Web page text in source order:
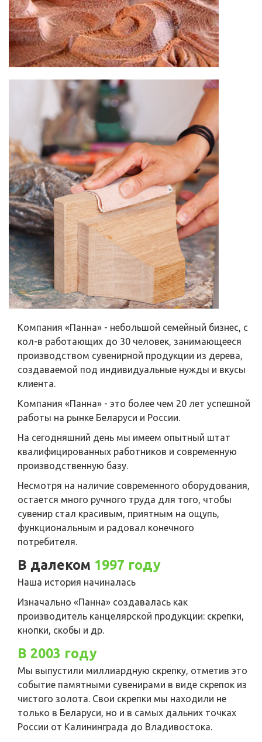
Компания «Панна» - небольшой семейный бизнес, с
кол-в работающих до 30 человек, занимающееся
производством сувенирной продукции из дерева,
создаваемой под индивидуальные нужды и вкусы
клиента.
Компания «Панна» - это более чем 20 лет успешной
работы на рынке Беларуси и России.
На сегодняшний день мы имеем опытный штат
квалифицированных работников и современную
производственную базу.
Несмотря на наличие современного оборудования,
остается много ручного труда для того, чтобы
сувенир стал красивым, приятным на ощупь,
функциональным и радовал конечного
потребителя.
В далеком 1997 году
Наша история начиналась
Изначально «Панна» создавалась как
производитель канцелярской продукции: скрепки,
кнопки, скобы и др.
В 2003 году
Мы выпустили миллиардную скрепку, отметив это
событие памятными сувенирами в виде скрепок из
чистого золота. Свои скрепки мы находили не
только в Беларуси, но и в самых дальних точках
России от Калининграда до Владивостока.